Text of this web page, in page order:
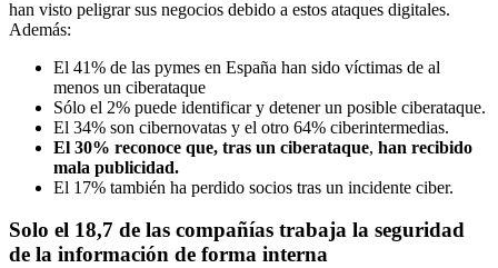
han visto peligrar sus negocios debido a estos ataques digitales.
Además:
El 41% de las pymes en España han sido víctimas de al
menos un ciberataque
Sólo el 2% puede identificar y detener un posible ciberataque.
El 34% son cibernovatas y el otro 64% ciberintermedias.
El 30% reconoce que, tras un ciberataque, han recibido
mala publicidad.
El 17% también ha perdido socios tras un incidente ciber.
Solo el 18,7 de las compañías trabaja la seguridad
de la información de forma interna